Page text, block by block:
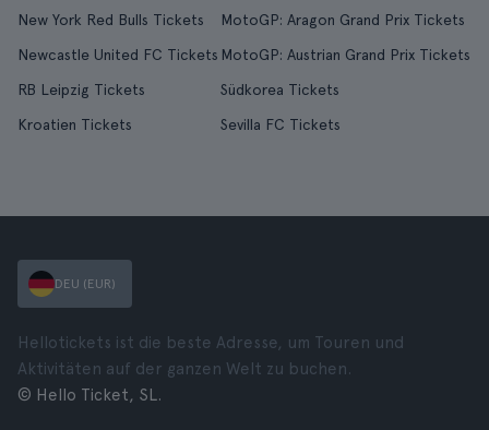
New York Red Bulls Tickets
MotoGP: Aragon Grand Prix Tickets
Newcastle United FC Tickets MotoGP: Austrian Grand Prix Tickets
RB Leipzig Tickets
Südkorea Tickets
Kroatien Tickets
Sevilla FC Tickets
DEU (EUR)
Hellotickets ist die beste Adresse, um Touren und
Aktivitäten auf der ganzen Welt zu buchen.
© Hello Ticket, SL.